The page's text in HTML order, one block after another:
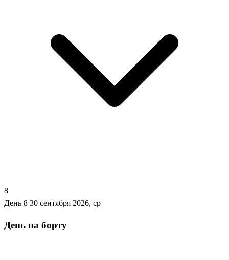
8
День 8 30 сентября 2026, ср
День на борту